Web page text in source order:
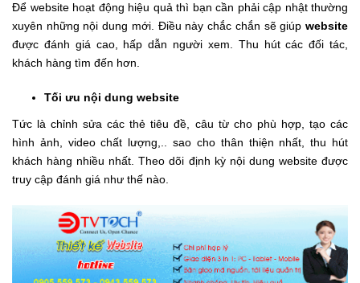
Để website hoạt động hiệu quả thì bạn cần phải cập nhật thường
xuyên những nội dung mới. Điều này chắc chắn sẽ giúp website
được đánh giá cao, hấp dẫn người xem. Thu hút các đối tác,
khách hàng tìm đến hơn.
Tối ưu nội dung website
Tức là chỉnh sửa các thẻ tiêu đề, câu từ cho phù hợp, tạo các
hình ảnh, video chất lượng,.. sao cho thân thiện nhất, thu hút
khách hàng nhiều nhất. Theo dõi định kỳ nội dung website được
truy cập đánh giá như thế nào.